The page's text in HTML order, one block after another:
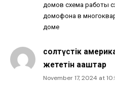
домов схема работы
домофона в
доме
солтүстік
жететін ағаштар
November 17, 2024 at